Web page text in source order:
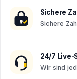
Sichere
Sichere
24/7 Live-
Wir sind